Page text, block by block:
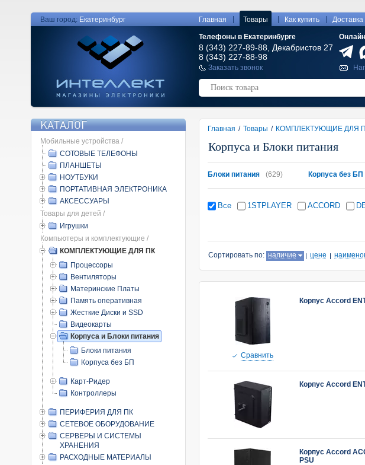
Ваш город: Екатеринбург Главная Товары Как купить
Телефоны в Екатеринбурге
8 (343) 227-89-88, Декабристов 27
8 (343) 227-88-98
Заказать звонок
КАТАЛОГ
Мобильные устройства /
СОТОВЫЕ ТЕЛЕФОНЫ
ПЛАНШЕТЫ
НОУТБУКИ
ПОРТАТИВНАЯ ЭЛЕКТРОНИКА
АКСЕССУАРЫ
Товары для детей /
Игрушки
Компьютеры и комплектующие /
КОМПЛЕКТУЮЩИЕ ДЛЯ ПК
Процессоры
Вентиляторы
Материнские Платы
Память оперативная
Жесткие Диски и SSD
Видеокарты
Корпуса и Блоки питания
Блоки питания
Корпуса без БП
Карт-Ридер
Контроллеры
ПЕРИФЕРИЯ ДЛЯ ПК
СЕТЕВОЕ ОБОРУДОВАНИЕ
СЕРВЕРЫ И СИСТЕМЫ
ХРАНЕНИЯ
РАСХОДНЫЕ МАТЕРИАЛЫ
Главная / Товары / КОМПЛЕКТУЮЩИЕ ДЛЯ
Корпуса и Блоки питания
Блоки питания (629) Корпуса без БП
Все 1STPLAYER ACCORD
Сортировать по: наличие цене
Cравнить
Корпус Accord
Корпус Accord
Корпус Accord
PSU